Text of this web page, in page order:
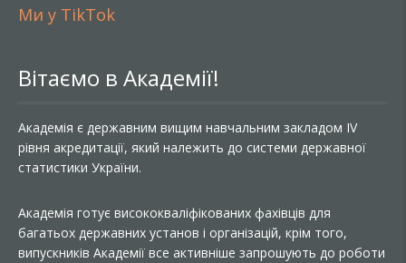
Ми у TikTok
Вітаємо в Академії!
Академія є державним вищим навчальним закладом IV
рівня акредитації, який належить до системи державної
статистики України.
Академія готує висококваліфікованих фахівців для
багатьох державних установ і організацій, крім того,
випускників Академії все активніше запрошують до роботи